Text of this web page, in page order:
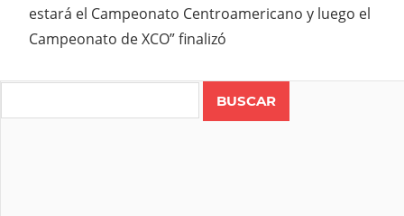
estará el Campeonato Centroamericano y luego el
Campeonato de XCO” finalizó